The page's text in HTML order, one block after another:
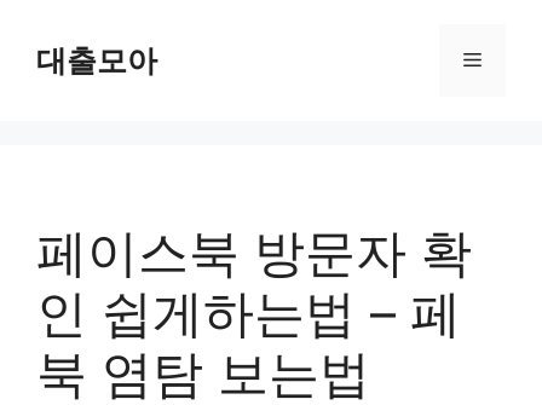
content대출모아 Menu
페이스북 방문자 확
인 쉽게하는법 – 페
북 염탐 보는법